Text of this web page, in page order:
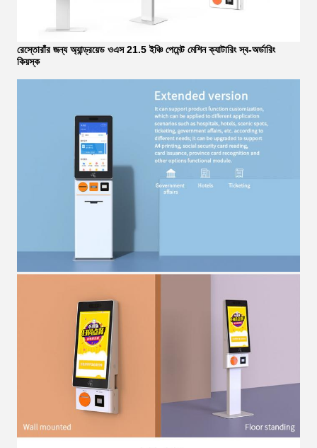
রেস্তোরাঁর জন্য অ্যান্ড্রয়েড ওএস 21.5 ইঞ্চি পেমেন্ট মেশিন ক্যাটারিং স্ব-অর্ডারিং
কিয়স্ক